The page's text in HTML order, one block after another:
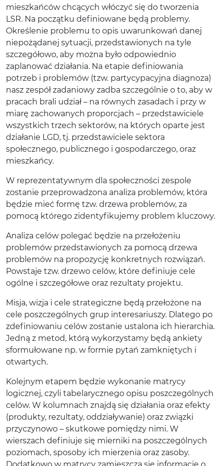
mieszkańców chcących włóczyć się do tworzenia
LSR. Na początku definiowane będą problemy.
Określenie problemu to opis uwarunkowań danej
niepożądanej sytuacji, przedstawionych na tyle
szczegółowo, aby można było odpowiednio
zaplanować działania. Na etapie definiowania
potrzeb i problemów (tzw. partycypacyjna diagnoza)
nasz zespół zadaniowy zadba szczególnie o to, aby w
pracach brali udział – na równych zasadach i przy w
miarę zachowanych proporcjach – przedstawiciele
wszystkich trzech sektorów, na których oparte jest
działanie LGD, tj. przedstawiciele sektora
społecznego, publicznego i gospodarczego, oraz
mieszkańcy.
W reprezentatywnym dla społeczności zespole
zostanie przeprowadzona analiza problemów, która
będzie mieć formę tzw. drzewa problemów, za
pomocą którego zidentyfikujemy problem kluczowy.
Analiza celów polegać będzie na przełożeniu
problemów przedstawionych za pomocą drzewa
problemów na propozycję konkretnych rozwiązań.
Powstaje tzw. drzewo celów, które definiuje cele
ogólne i szczegółowe oraz rezultaty projektu.
Misja, wizja i cele strategiczne będą przełożone na
cele poszczególnych grup interesariuszy. Dlatego po
zdefiniowaniu celów zostanie ustalona ich hierarchia.
Jedną z metod, którą wykorzystamy będą ankiety
sformułowane np. w formie pytań zamkniętych i
otwartych.
Kolejnym etapem będzie wykonanie matrycy
logicznej, czyli tabelarycznego opisu poszczególnych
celów. W kolumnach znajdą się działania oraz efekty
(produkty, rezultaty, oddziaływanie) oraz związki
przyczynowo – skutkowe pomiędzy nimi. W
wierszach definiuje się mierniki na poszczególnych
poziomach, sposoby ich mierzenia oraz zasoby.
Dodatkowo w matrycy zamieszcza się informacje o